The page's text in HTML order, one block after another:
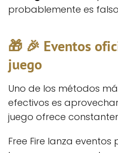
probablemente es
🎁 🎉 Eventos
juego
Uno de los métodos
efectivos es
juego ofrece
Free Fire lanza